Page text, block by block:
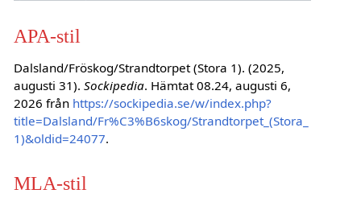
APA-stil
Dalsland/Fröskog/Strandtorpet (Stora 1). (2025,
augusti 31). Sockipedia. Hämtat 08.24, augusti 6,
2026 från https://sockipedia.se/w/index.php?
title=Dalsland/Fr%C3%B6skog/Strandtorpet_(Stora_
1)&oldid=24077.
MLA-stil